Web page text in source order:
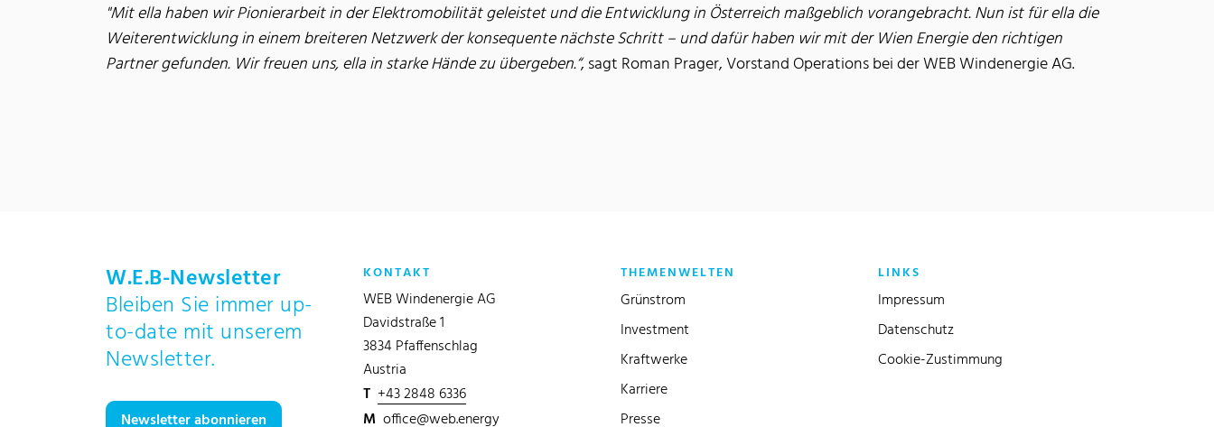
"Mit ella haben wir Pionierarbeit in der Elektromobilität geleistet und die Entwicklung in Österreich maßgeblich vorangebracht. Nun ist für ella die
Weiterentwicklung in einem breiteren Netzwerk der konsequente nächste Schritt – und dafür haben wir mit der Wien Energie den richtigen
Partner gefunden. Wir freuen uns, ella in starke Hände zu übergeben.“, sagt Roman Prager, Vorstand Operations bei der WEB Windenergie AG.
W.E.B-Newsletter
Bleiben Sie immer up-
to-date mit unserem
Newsletter.
Newsletter abonnieren
KONTAKT
WEB Windenergie AG
Davidstraße 1
3834 Pfaffenschlag
Austria
T +43 2848 6336
M office@web.energy
THEMENWELTEN
Grünstrom
Investment
Kraftwerke
Karriere
Presse
LINKS
Impressum
Datenschutz
Cookie-Zustimmung